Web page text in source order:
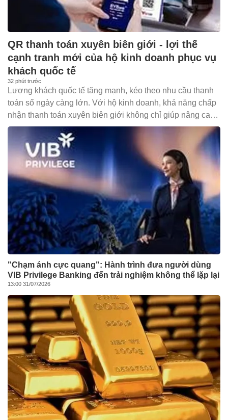
QR thanh toán xuyên biên giới - lợi thế
cạnh tranh mới của hộ kinh doanh phục vụ
khách quốc tế
32 phút trước
Lượng khách quốc tế tăng mạnh, kéo theo nhu cầu thanh
toán số ngày càng lớn. Với hộ kinh doanh, khả năng chấp
nhận thanh toán xuyên biên giới không chỉ giúp nâng cao
trải nghiệm khách hàng mà còn mở rộng cơ hội doanh thu,
tăng sức cạnh tranh.
"Chạm ánh cực quang": Hành trình đưa người dùng
VIB Privilege Banking đến trải nghiệm không thể lặp lại
13:00 31/07/2026